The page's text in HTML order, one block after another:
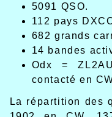
5091 QSO.
112 pays
682 grands
14 bandes
Odx =
contacté en
La répartition des